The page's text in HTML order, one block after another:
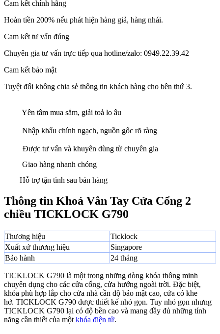
Cam kết chính hãng
Hoàn tiền 200% nếu phát hiện hàng giả, hàng nhái.
Cam kết tư vấn đúng
Chuyên gia tư vấn trực tiếp qua hotline/zalo: 0949.22.39.42
Cam kết bảo mật
Tuyệt đối không chia sẻ thông tin khách hàng cho bên thứ 3.
Yên tâm mua sắm, giải toả lo âu
Nhập khẩu chính ngạch, nguồn gốc rõ ràng
Được tư vấn và khuyên dùng từ chuyên gia
Giao hàng nhanh chóng
Hỗ trợ tận tình sau bán hàng
Thông tin Khoá Vân Tay Cửa Cổng 2
chiều TICKLOCK G790
Thương hiệu
Ticklock
Xuất xứ thương hiệu
Singapore
Bảo hành
24 tháng
TICKLOCK G790 là một trong những dòng khóa thông minh
chuyên dụng cho các cửa cổng, cửa hướng ngoài trời. Đặc biệt,
khóa phù hợp lắp cho cửa nhà cần độ bảo mật cao, cửa có khe
hở. TICKLOCK G790 được thiết kế nhỏ gọn. Tuy nhỏ gọn nhưng
TICKLOCK G790 lại có độ bền cao và mang đầy đủ những tính
năng cần thiết của một khóa điện tử.